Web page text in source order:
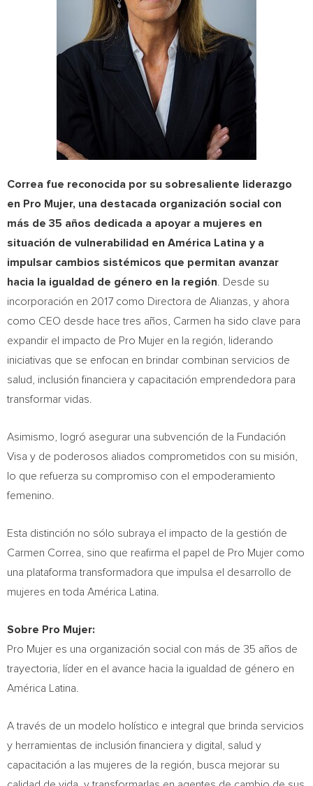
Correa fue reconocida por su sobresaliente liderazgo
en Pro Mujer, una destacada organización social con
más de 35 años dedicada a apoyar a mujeres en
situación de vulnerabilidad en América Latina y a
impulsar cambios sistémicos que permitan avanzar
hacia la igualdad de género en la región . Desde su
incorporación en 2017 como Directora de Alianzas, y ahora
como CEO desde hace tres años, Carmen ha sido clave para
expandir el impacto de Pro Mujer en la región, liderando
iniciativas que se enfocan en brindar combinan servicios de
salud, inclusión financiera y capacitación emprendedora para
transformar vidas.
Asimismo, logró asegurar una subvención de la Fundación
Visa y de poderosos aliados comprometidos con su misión,
lo que refuerza su compromiso con el empoderamiento
femenino.
Esta distinción no sólo subraya el impacto de la gestión de
Carmen Correa , sino que reafirma el papel de Pro Mujer como
una plataforma transformadora que impulsa el desarrollo de
mujeres en toda América Latina.
Sobre Pro Mujer:
Pro Mujer es una organización social con más de 35 años de
trayectoria, líder en el avance hacia la igualdad de género en
América Latina.
A través de un modelo holístico e integral que brinda servicios
y herramientas de inclusión financiera y digital, salud y
capacitación a las mujeres de la región, busca mejorar su